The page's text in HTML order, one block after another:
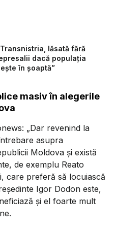
lăsată fără
dacă populația
în șoaptă”
masiv în alegerile
„Dar revenind la
asupra
Moldova și există
de exemplu Reato
care preferă să locuiască
Igor Dodon este,
și el foarte mult